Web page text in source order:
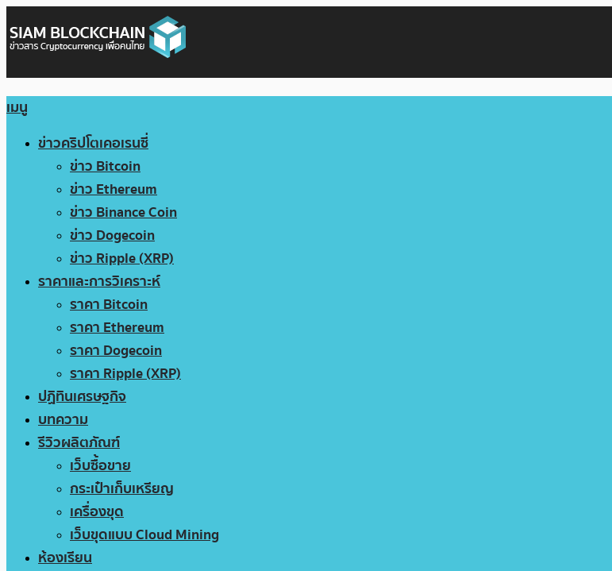
เมนู
ข่าวคริปโตเคอเรนซี่
ข่าว Bitcoin
ข่าว Ethereum
ข่าว Binance Coin
ข่าว Dogecoin
ข่าว Ripple (XRP)
ราคาและการวิเคราะห์
ราคา Bitcoin
ราคา Ethereum
ราคา Dogecoin
ราคา Ripple (XRP)
ปฏิทินเศรษฐกิจ
บทความ
รีวิวผลิตภัณฑ์
เว็บซื้อขาย
กระเป๋าเก็บเหรียญ
เครื่องขุด
เว็บขุดแบบ Cloud Mining
ห้องเรียน